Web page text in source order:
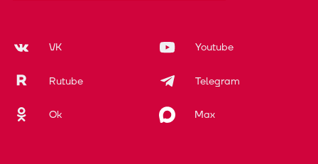
VK Youtube
Rutube Telegram
Ok Max